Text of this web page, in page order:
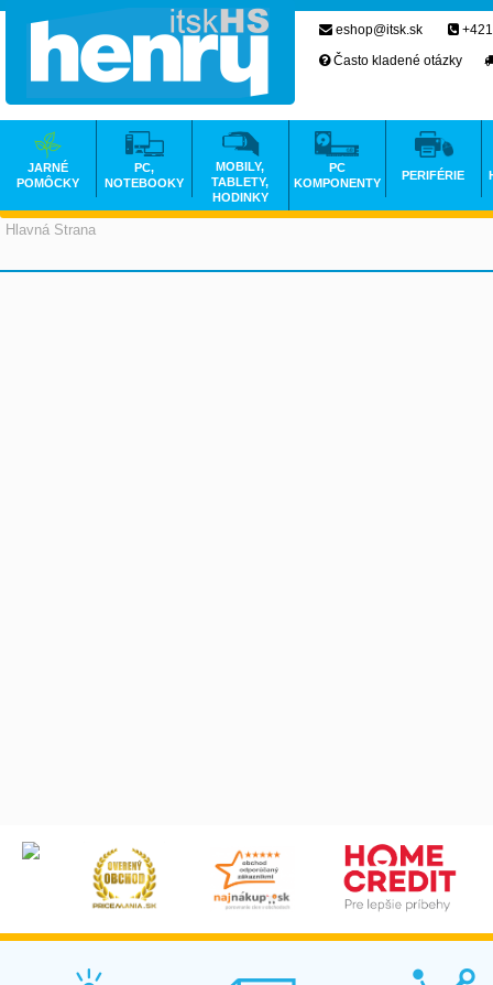
Hlavná Strana
eshop@itsk.sk
Často kladené otázky
JARNÉ
POMÔCKY
PC,
NOTEBOOKY
MOBILY,
TABLETY,
HODINKY
PC
KOMPONENTY
PERIFÉRIE